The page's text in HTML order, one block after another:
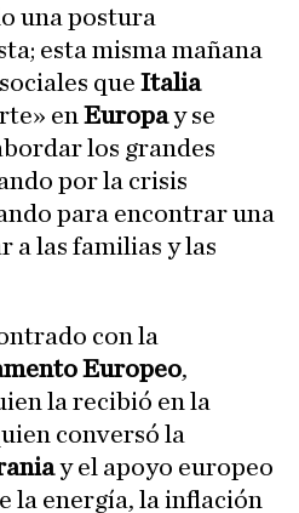
una postura
esta misma mañana
que Italia
en Europay se
los grandes
por la crisis
para encontrar una
a las familias y las
con la
Europeo,
la recibió en la
conversó la
y el apoyo europeo
la energía, la inflación